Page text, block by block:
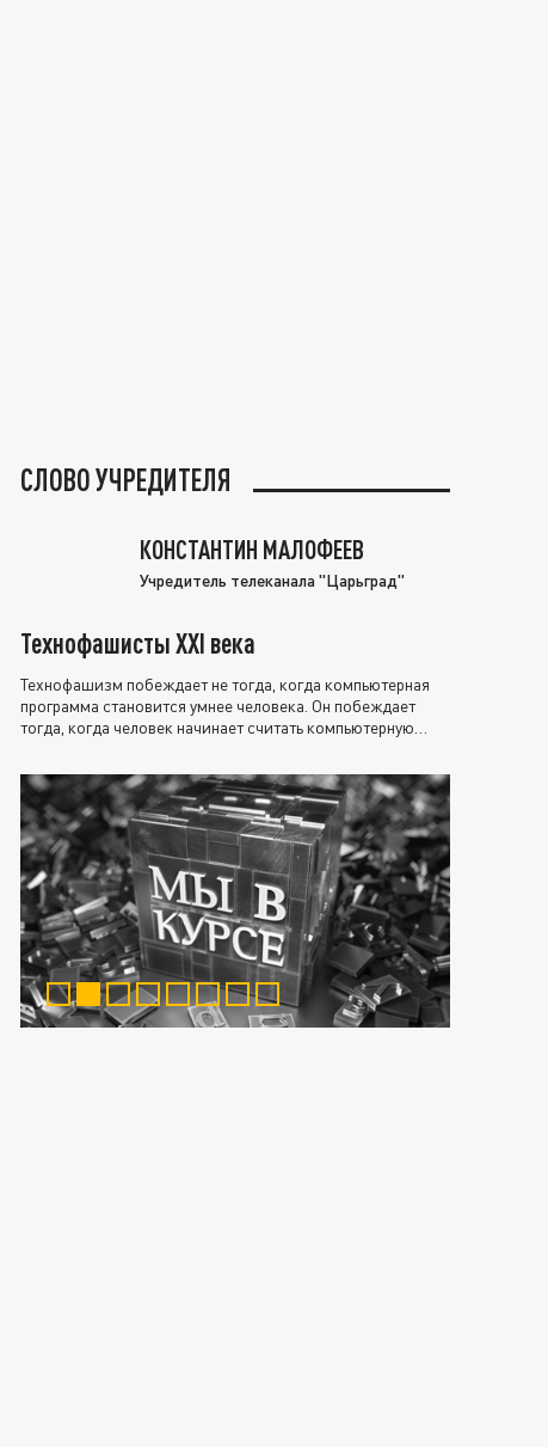
СЛОВО УЧРЕДИТЕЛЯ
КОНСТАНТИН МАЛОФЕЕВ
Учредитель телеканала "Царьград"
Технофашисты XXI века
Технофашизм побеждает не тогда, когда компьютерная
программа становится умнее человека. Он побеждает
тогда, когда человек начинает считать компьютерную